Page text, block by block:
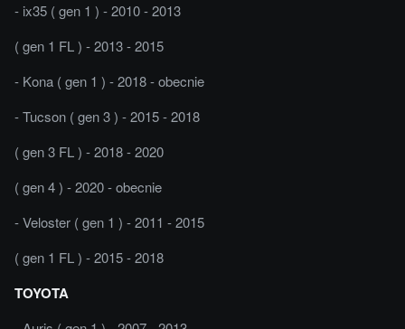
- ix35 ( gen 1 ) - 2010 - 2013
( gen 1 FL ) - 2013 - 2015
- Kona ( gen 1 ) - 2018 - obecnie
- Tucson ( gen 3 ) - 2015 - 2018
( gen 3 FL ) - 2018 - 2020
( gen 4 ) - 2020 - obecnie
- Veloster ( gen 1 ) - 2011 - 2015
( gen 1 FL ) - 2015 - 2018
TOYOTA